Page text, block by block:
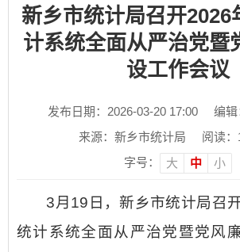
新乡市统计局召开2026
计系统全面从严治党暨
设工作会议
发布日期：2026-03-20 17:00
编辑
来源：新乡市统计局
阅读：
字号：
大 中 小
3月19日，新乡市统计局召
统计系统全面从严治党暨党风